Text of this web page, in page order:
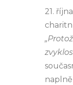
21.